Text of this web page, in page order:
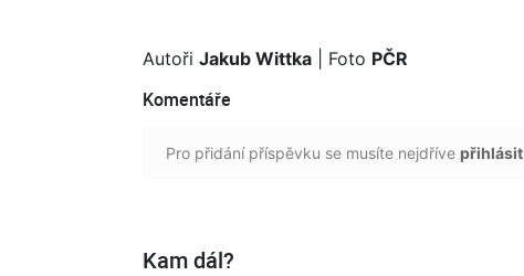
Autoři Jakub Wittka | Foto PČR
Komentáře
Pro přidání příspěvku se musíte nejdříve přihlásit
Kam dál?